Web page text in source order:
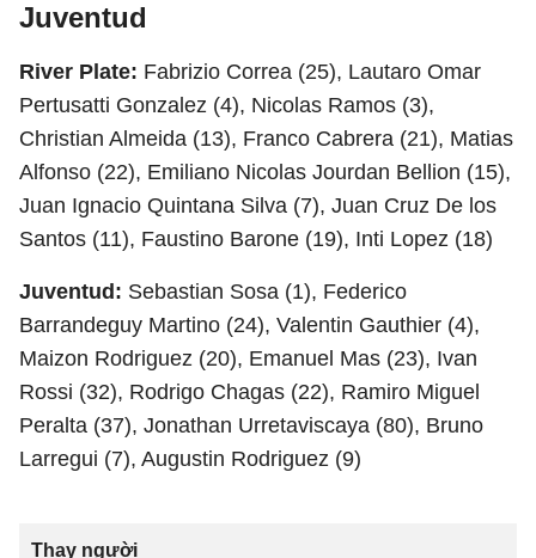
Juventud
River Plate: Fabrizio Correa (25), Lautaro Omar
Pertusatti Gonzalez (4), Nicolas Ramos (3),
Christian Almeida (13), Franco Cabrera (21), Matias
Alfonso (22), Emiliano Nicolas Jourdan Bellion (15),
Juan Ignacio Quintana Silva (7), Juan Cruz De los
Santos (11), Faustino Barone (19), Inti Lopez (18)
Juventud: Sebastian Sosa (1), Federico
Barrandeguy Martino (24), Valentin Gauthier (4),
Maizon Rodriguez (20), Emanuel Mas (23), Ivan
Rossi (32), Rodrigo Chagas (22), Ramiro Miguel
Peralta (37), Jonathan Urretaviscaya (80), Bruno
Larregui (7), Augustin Rodriguez (9)
Thay người